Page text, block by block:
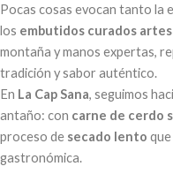
Pocas cosas evocan tanto la
los embutidos curados
montaña y manos expertas,
tradición y sabor auténtico.
En La Cap Sana, seguimos
antaño: con carne de cerdo
proceso de secado lento
gastronómica.